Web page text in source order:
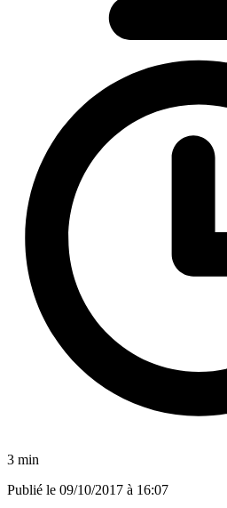
3 min
Publié le 09/10/2017 à 16:07